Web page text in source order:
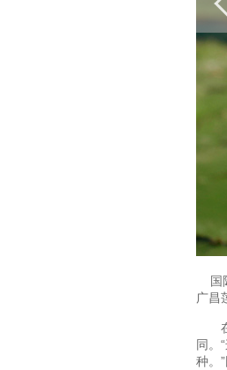
国
广昌
在
同。
种。